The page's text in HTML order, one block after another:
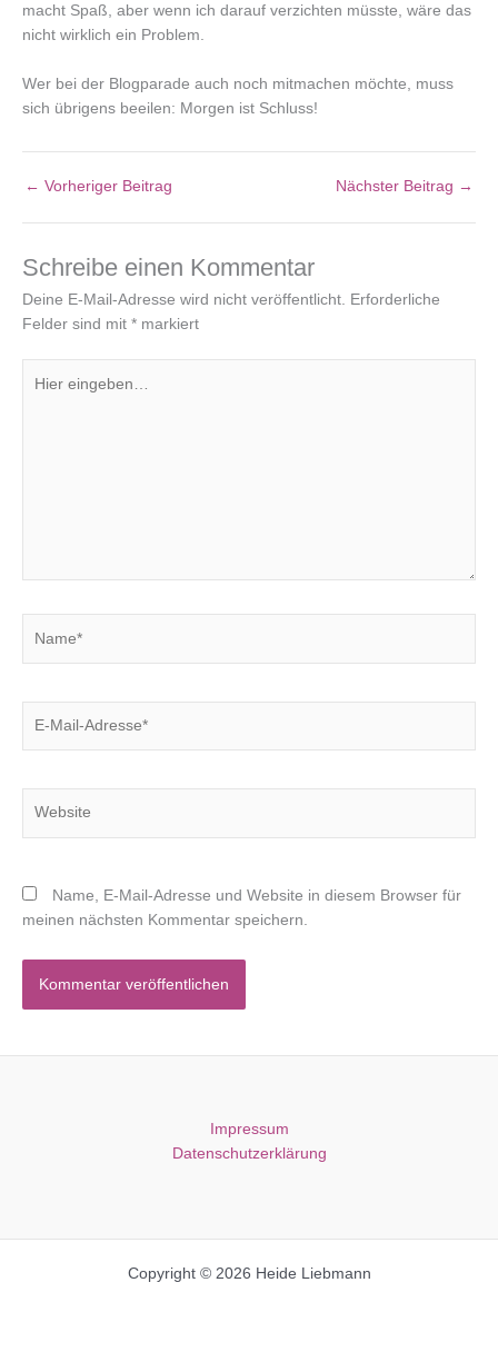
macht Spaß, aber wenn ich darauf verzichten müsste, wäre das
nicht wirklich ein Problem.
Wer bei der Blogparade auch noch mitmachen möchte, muss
sich übrigens beeilen: Morgen ist Schluss!
← Vorheriger Beitrag Nächster Beitrag →
Schreibe einen Kommentar
Deine E-Mail-Adresse wird nicht veröffentlicht.
Erforderliche
Felder sind mit * markiert
eingeben…
Mail-
Name, E-Mail-Adresse und Website in diesem Browser für
meinen nächsten Kommentar speichern.
Impressum
Datenschutzerklärung
Copyright © 2026 Heide Liebmann